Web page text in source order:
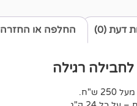
דעת (0) החלפה או החזרה
ש"ח.